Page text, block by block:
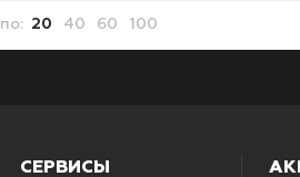
по: 20 40 60 100
СЕРВИСЫ